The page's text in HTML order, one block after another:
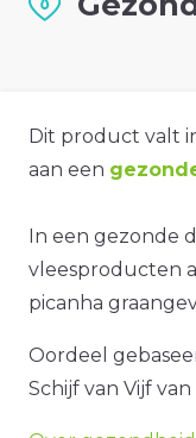
Dit product valt
aan een
In een gezonde
vleesproducten
picanha
Oordeel
Schijf van Vijf